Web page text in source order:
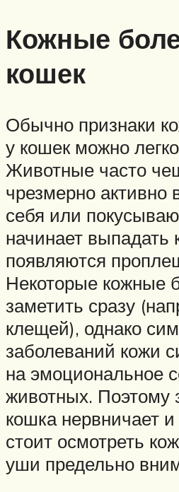
Кожные
кошек
Обычно признаки
у кошек можно
Животные часто
чрезмерно
себя или
начинает выпадать
появляются
Некоторые кожные
заметить сразу
клещей), однако
заболеваний кожи
на эмоциональное
животных. Поэтому
кошка нервничает и
стоит осмотреть
уши предельно